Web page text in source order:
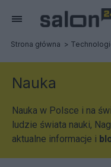
Strona główna
Nauka
Nauka w Polsce i na
ludzie świata nauki,
aktualne informacje i